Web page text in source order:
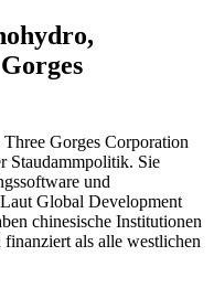
Gorges Corporation
Staudammpolitik. Sie
und
Global Development
chinesische Institutionen
als alle westlichen